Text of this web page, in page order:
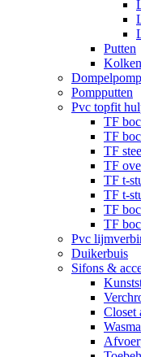
Putten
Kolken
Pompputten
Pvc topfit
TF
TF
TF
TF
TF t-
TF t-
TF
TF
Pvc
Duikerbuis
Sifons &
Closet